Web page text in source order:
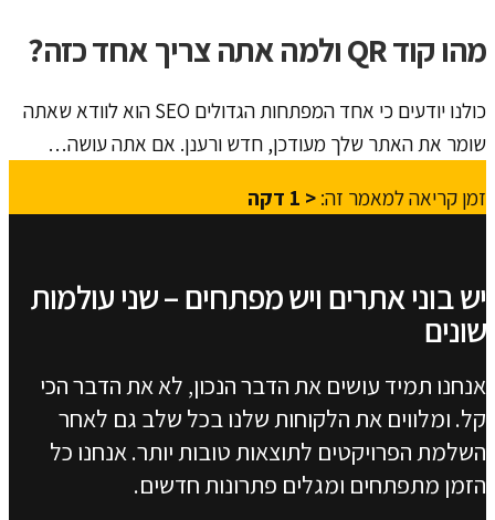
מהו קוד QR ולמה אתה צריך אחד כזה?
כולנו יודעים כי אחד המפתחות הגדולים SEO הוא לוודא שאתה
שומר את האתר שלך מעודכן, חדש ורענן. אם אתה עושה…
זמן קריאה למאמר זה: < 1 דקה
יש בוני אתרים ויש מפתחים – שני עולמות
שונים
אנחנו תמיד עושים את הדבר הנכון, לא את הדבר הכי
קל. ומלווים את הלקוחות שלנו בכל שלב גם לאחר
השלמת הפרויקטים לתוצאות טובות יותר. אנחנו כל
הזמן מתפתחים ומגלים פתרונות חדשים.